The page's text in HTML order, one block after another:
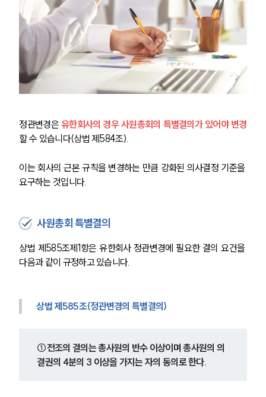
정관변경은 유한회사의 경우 사원총회의 특별결의가 있어야 변경
할 수 있습니다(상법 제584조).
이는 회사의 근본 규칙을 변경하는 만큼 강화된 의사결정 기준을
요구하는 것입니다.
사원총회 특별결의
상법 제585조제1항은 유한회사 정관변경에 필요한 결의 요건을
다음과 같이 규정하고 있습니다.
상법 제585조(정관변경의 특별결의)
①전조의 결의는 총사원의 반수 이상이며 총사원의 의
결권의 4분의 3 이상을 가지는 자의 동의로 한다.